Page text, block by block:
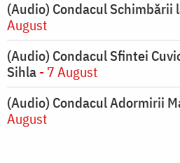
(Audio) Condacul Schimbării
August
(Audio) Condacul Sfintei
Sihla- 7 August
(Audio) Condacul Adormirii
August